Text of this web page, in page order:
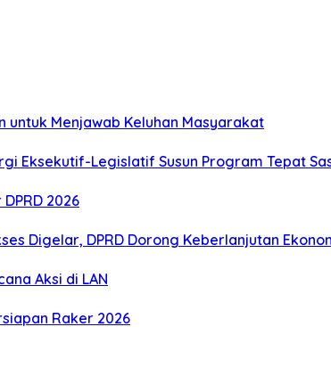
untuk Menjawab Keluhan Masyarakat
Eksekutif-Legislatif Susun Program Tepat
2026
Digelar, DPRD Dorong Keberlanjutan
Aksi di LAN
Raker 2026